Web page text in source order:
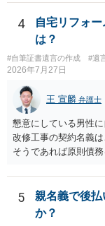
4
自宅リフォ
は？
#自筆証書遺言の作成 #遺
2026年7月27日
王 宣麟 弁護士
懇意にしている男性
改修工事の契約名義
そうであれば原則債
ます。 入籍した場合
には変わりがありま
場でアドバイスを行
を持参のうえ個別に
5
親名義で後
か？